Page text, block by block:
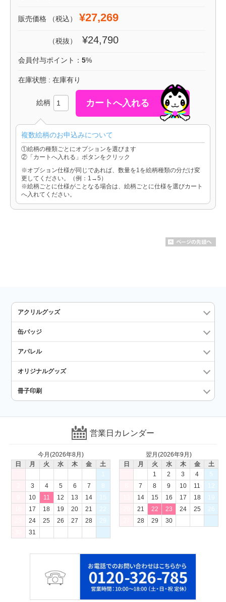
販売価格 （税込） ¥27,269
（税抜） ¥24,790
会員付与ポイント： 5%
在庫状態 : 在庫有り
絵柄
複数絵柄のお申込みについて
①絵柄の種類ごとにオプションを選びます
②「カートへ入れる」ボタンをクリック
※オプション仕様が同じであれば、数量を1を絵柄種類の分だけ変
更してください。（例：1→5）
※絵柄ごとに仕様がことなる場合は、絵柄ごとに仕様を選びカート
へ入れてください。
アクリルグッズ
缶バッジ
アパレル
オリジナルグッズ
冊子印刷
営業日カレンダー
今月(2026年8月)
日
月 火 水 木 金
土
1
3 4 5 6 7
8
10 11 12 13 14
15
17 18 19 20 21
22
24 25 26 27 28
29
31
翌月(2026年9月)
日
月 火 水 木 金
土
1
2 3 4
5
7 8 9 10 11
12
14 15 16 17 18
19
21 22 23 24 25
26
28 29 30